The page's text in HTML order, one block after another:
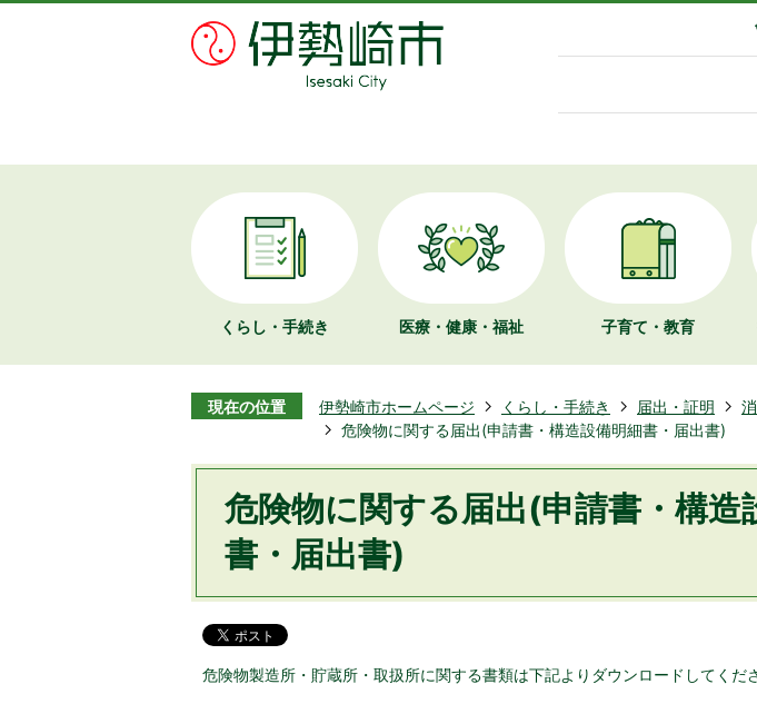
くらし・手続き 医療・健康・福祉 子育て・教育
現在の位置 伊勢崎市ホームページ くらし・手続き 届出・証明
危険物に関する届出(申請書・構造設備明細書・届出書)
危険物に関する届出(申請書・構造
書・届出書)
危険物製造所・貯蔵所・取扱所に関する書類は下記よりダウンロードしてくだ